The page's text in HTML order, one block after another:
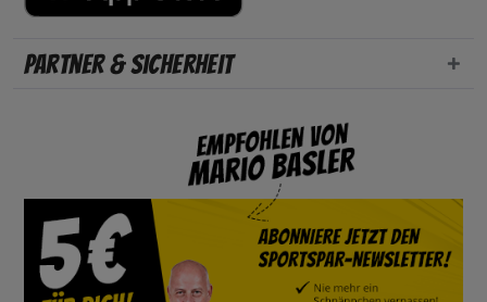
Partner & Sicherheit